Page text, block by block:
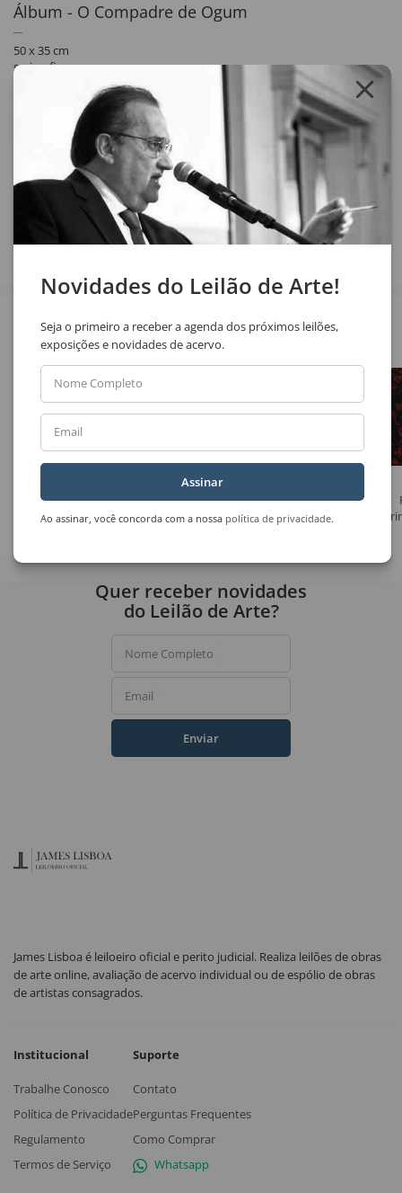
Álbum - O Compadre de Ogum
50 x 35 cm
serigrafia
Contém 30 serigrafias.
Exemplar gravuras nº: 176/200.
Obra sem moldura.
Compartilhar
Veja também
Marcelo Grassmann
Sem Título
Fernando Araujo
Sem Título
A
Novidades do Leilão de Arte!
Seja o primeiro a receber a agenda dos próximos leilões,
exposições e novidades de acervo.
Nome Completo
Email
Assinar
Ao assinar, você concorda com a nossa política de privacidade.
Quer receber novidades
do Leilão de Arte?
Nome Completo
Email
Enviar
James Lisboa é leiloeiro oficial e perito judicial. Realiza leilões de obras
de arte online, avaliação de acervo individual ou de espólio de obras
de artistas consagrados.
Institucional
Trabalhe Conosco
Política de Privacidade
Regulamento
Termos de Serviço
Suporte
Contato
Perguntas Frequentes
Como Comprar
Whatsapp